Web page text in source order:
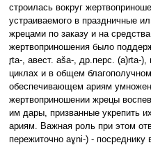
строилась вокруг
устраиваемого в праздничные
жрецами по заказу и на
жертвоприношения было
r̥ta-, авест. aša-, др.перс. (a)rta-
циклах и в общем
обеспечивающем ариям
жертвоприношении жрецы
им дары, призванные укрепить
ариям. Важная роль при этом
пережиточно aɣni-) -